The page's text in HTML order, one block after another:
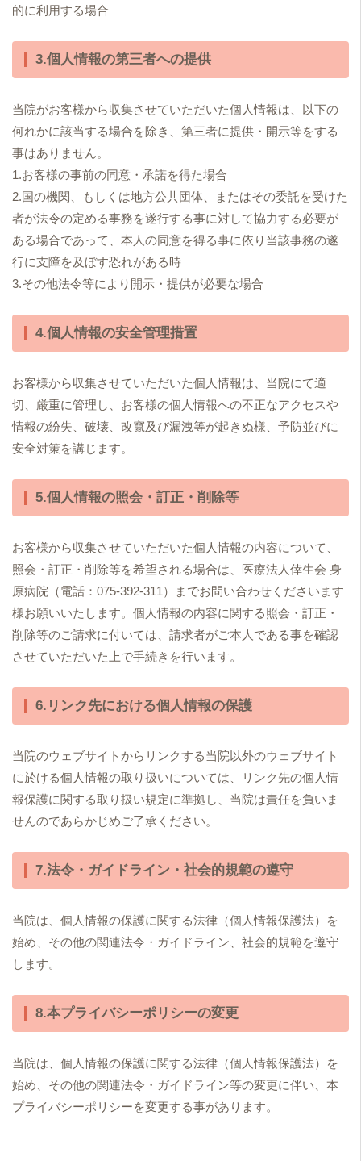
的に利用する場合
3.個人情報の第三者への提供
当院がお客様から収集させていただいた個人情報は、以下の
何れかに該当する場合を除き、第三者に提供・開示等をする
事はありません。
1.お客様の事前の同意・承諾を得た場合
2.国の機関、もしくは地方公共団体、またはその委託を受けた
者が法令の定める事務を遂行する事に対して協力する必要が
ある場合であって、本人の同意を得る事に依り当該事務の遂
行に支障を及ぼす恐れがある時
3.その他法令等により開示・提供が必要な場合
4.個人情報の安全管理措置
お客様から収集させていただいた個人情報は、当院にて適
切、厳重に管理し、お客様の個人情報への不正なアクセスや
情報の紛失、破壊、改竄及び漏洩等が起きぬ様、予防並びに
安全対策を講じます。
5.個人情報の照会・訂正・削除等
お客様から収集させていただいた個人情報の内容について、
照会・訂正・削除等を希望される場合は、医療法人倖生会 身
原病院（電話：075-392-311）までお問い合わせくださいます
様お願いいたします。個人情報の内容に関する照会・訂正・
削除等のご請求に付いては、請求者がご本人である事を確認
させていただいた上で手続きを行います。
6.リンク先における個人情報の保護
当院のウェブサイトからリンクする当院以外のウェブサイト
に於ける個人情報の取り扱いについては、リンク先の個人情
報保護に関する取り扱い規定に準拠し、当院は責任を負いま
せんのであらかじめご了承ください。
7.法令・ガイドライン・社会的規範の遵守
当院は、個人情報の保護に関する法律（個人情報保護法）を
始め、その他の関連法令・ガイドライン、社会的規範を遵守
します。
8.本プライバシーポリシーの変更
当院は、個人情報の保護に関する法律（個人情報保護法）を
始め、その他の関連法令・ガイドライン等の変更に伴い、本
プライバシーポリシーを変更する事があります。